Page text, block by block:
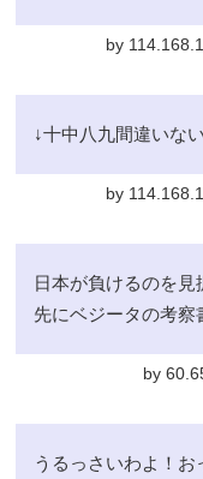
by
↓十中八九間違いな
by
日本が負けるのを見
先にベジータの考察
by
うるっさいわよ！お